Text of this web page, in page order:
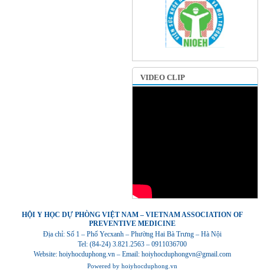
VIDEO CLIP
HỘI Y HỌC DỰ PHÒNG VIỆT NAM – VIETNAM ASSOCIATION OF
PREVENTIVE MEDICINE
Địa chỉ: Số 1 – Phố Yecxanh – Phường Hai Bà Trưng – Hà Nội
Tel: (84-24) 3.821.2563 – 0911036700
Website: hoiyhocduphong.vn – Email: hoiyhocduphongvn@gmail.com
Powered by hoiyhocduphong.vn